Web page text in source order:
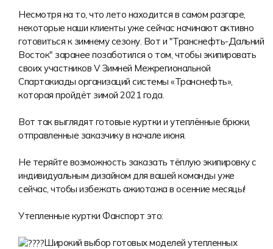
Несмотря на то, что лето находится в самом разгаре,
некоторые наши клиенты уже сейчас начинают активно
готовиться к зимнему сезону. Вот и "Транснефть-Дальний
Восток" заранее позаботился о том, чтобы экипировать
своих участников V Зимней Межрегиональной
Спартакиады организаций системы «Транснефть»,
которая пройдёт зимой 2021 года.
Вот так выглядят готовые куртки и утеплённые брюки,
отправленные заказчику в начале июня.
Не теряйте возможность заказать тёплую экипировку с
индивидуальным дизайном для вашей команды уже
сейчас, чтобы избежать ажиотажа в осенние месяцы!
Утепленные куртки Фанспорт это:
Широкий выбор готовых моделей утепленных
Беговая форма
Другие виды спорта
Спортивная одежда
Мерч и сувенирка
Форма в наличии
Галерея работ
Фото изделий
Наше производство
Вакансии
Статьи
команд
Изготовление мерча
Пошив формы для курьеров
Виды тканей
Карта цветов
Таблица размеров
Маркировка и упаковка изделий
Система скидок и наценок
Доставка